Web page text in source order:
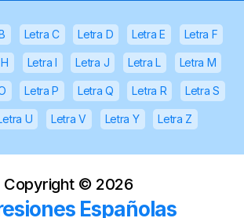
Letra C Letra D Letra E Letra F
Letra I Letra J Letra L Letra M
Letra P Letra Q Letra R Letra S
U Letra V Letra Y Letra Z
Copyright © 2026
Españolas